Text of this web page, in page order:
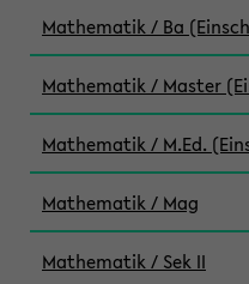
Mathematik / Ba
Mathematik / Master
Mathematik / M.Ed.
Mathematik / Mag
Mathematik / Sek II